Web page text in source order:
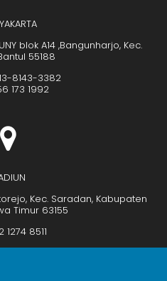
blok A14 ,Bangunharjo, Kec.
55188
8143-3382
173 1992
Kec. Saradan, Kabupaten
Timur 63155
1274 8511